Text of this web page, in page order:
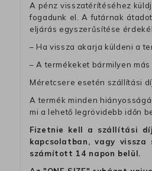
A pénz visszatérítéséhez
fogadunk el. A futárnak
eljárás egyszerűsítése
– Ha vissza akarja küldeni a
– A termékeket bármilyen
Méretcsere esetén szállítási
A termék minden
mi a lehető legrövidebb időn
Fizetnie kell a szállítási
kapcsolatban, vagy
számított 14 napon belül.